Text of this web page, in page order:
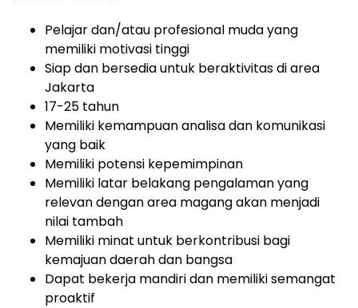
Pelajar dan/atau profesional muda yang
memiliki motivasi tinggi
Siap dan bersedia untuk beraktivitas di area
Jakarta
17-25 tahun
Memiliki kemampuan analisa dan komunikasi
yang baik
Memiliki potensi kepemimpinan
Memiliki latar belakang pengalaman yang
relevan dengan area magang akan menjadi
nilai tambah
Memiliki minat untuk berkontribusi bagi
kemajuan daerah dan bangsa
Dapat bekerja mandiri dan memiliki semangat
proaktif